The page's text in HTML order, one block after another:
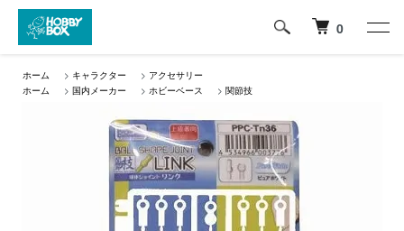
0
ホーム > キャラクター > アクセサリー
ホーム
> 国内メーカー > ホビーベース > 関節技